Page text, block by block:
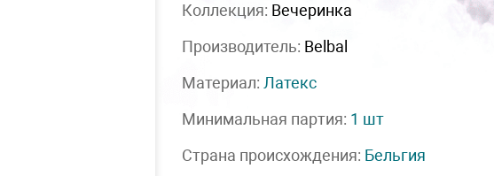
Коллекция: Вечеринка
Производитель: Belbal
Материал: Латекс
Минимальная партия: 1 шт
Страна происхождения: Бельгия